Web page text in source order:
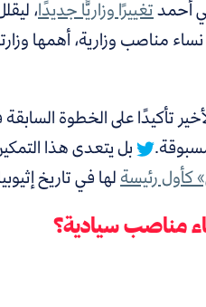
تغييرًا وزاريًّا جديدًا
مناصب وزارية، أهمها
تأكيدًا على الخطوة
بل يتعدى هذا
كأول رئيسةلها في تاريخ
مناصب سيادية؟